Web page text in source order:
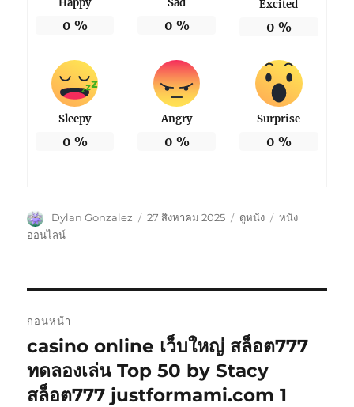
Happy
0 %
Sad
0 %
Excited
0 %
Sleepy
0 %
Angry
0 %
Surprise
0 %
ผู้
เขียน
Dylan Gonzalez
เขียน
27 สิงหาคม 2025
หมวด
ดูหนัง
ป้าย
หนัง
ออนไลน์
เรื่อง
ก่อนหน้า
เรื่อง
ก่อน
หน้า:
casino online เว็บใหญ่ สล็อต777
ทดลองเล่น Top 50 by Stacy
สล็อต777 justformami.com 1